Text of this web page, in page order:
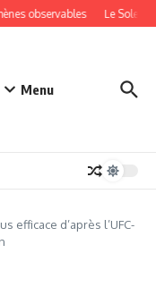
observables Le Soleil
Menu
efficace d’après l’UFC-